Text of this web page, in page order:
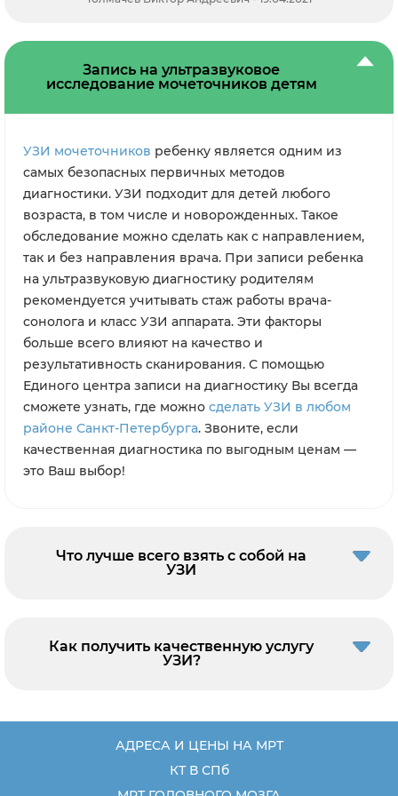
Запись на ультразвуковое
исследование мочеточников детям
УЗИ мочеточников ребенку является одним из
самых безопасных первичных методов
диагностики. УЗИ подходит для детей любого
возраста, в том числе и новорожденных. Такое
обследование можно сделать как с направлением,
так и без направления врача. При записи ребенка
на ультразвуковую диагностику родителям
рекомендуется учитывать стаж работы врача-
сонолога и класс УЗИ аппарата. Эти факторы
больше всего влияют на качество и
результативность сканирования. С помощью
Единого центра записи на диагностику Вы всегда
сможете узнать, где можно сделать УЗИ в любом
районе Санкт-Петербурга. Звоните, если
качественная диагностика по выгодным ценам —
это Ваш выбор!
Что лучше всего взять с собой на
УЗИ
Как получить качественную услугу
УЗИ?
АДРЕСА И ЦЕНЫ НА МРТ
КТ В СПб